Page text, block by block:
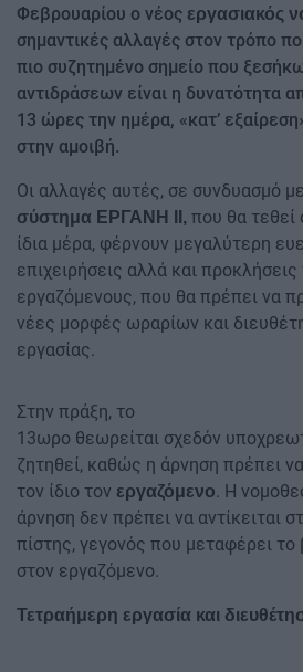
Φεβρουαρίου ο νέος εργασιακός
σημαντικές αλλαγές στον τρόπο
πιο συζητημένο σημείο που
αντιδράσεων είναι η δυνατότητα
13 ώρες την ημέρα, «κατ’
στην αμοιβή.
Οι αλλαγές αυτές, σε συνδυασμό
σύστημα ΕΡΓΑΝΗ ΙΙ, που θα τεθεί
ίδια μέρα, φέρνουν μεγαλύτερη
επιχειρήσεις αλλά και προκλήσεις
εργαζόμενους, που θα πρέπει να
νέες μορφές ωραρίων και
εργασίας.
Στην πράξη, το
13ωρο θεωρείται σχεδόν
ζητηθεί, καθώς η άρνηση πρέπει
τον ίδιο τον εργαζόμενο. Η
άρνηση δεν πρέπει να αντίκειται
πίστης, γεγονός που μεταφέρει
στον εργαζόμενο.
Τετραήμερη εργασία και